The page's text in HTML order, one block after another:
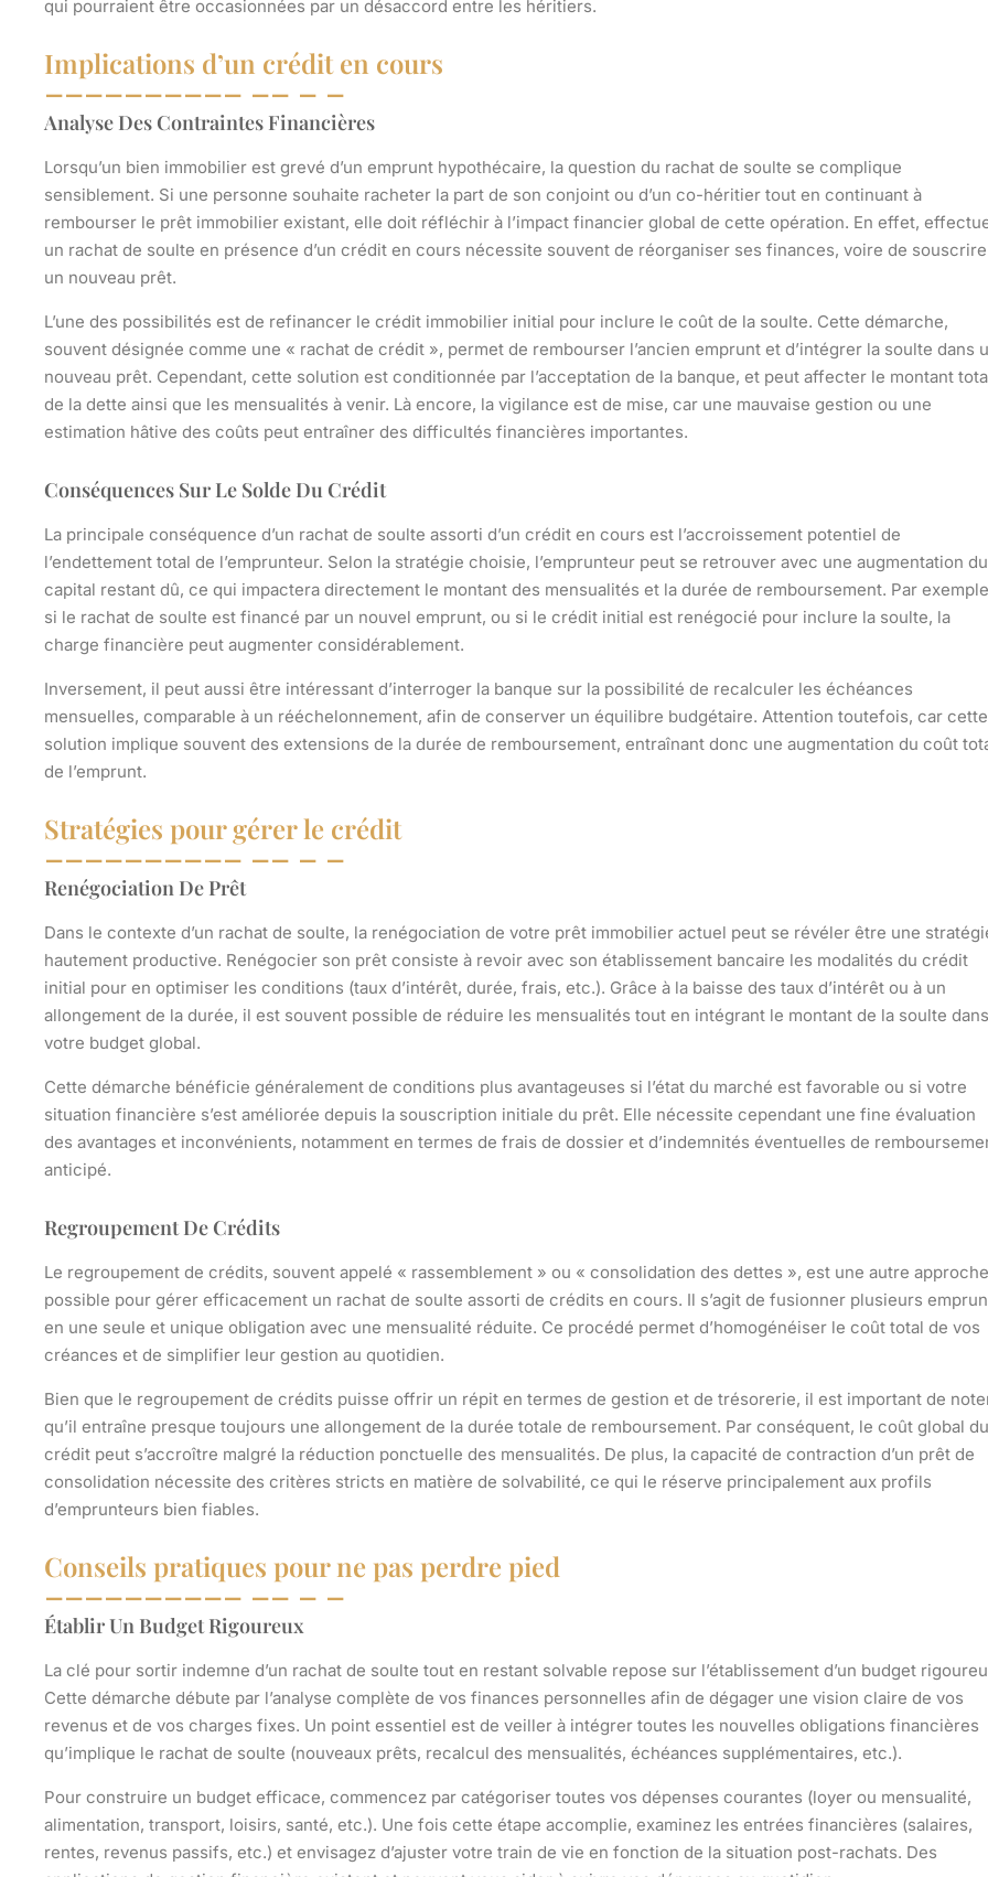
qui pourraient être occasionnées par un désaccord entre les héritiers.
Implications d’un crédit en cours
Analyse Des Contraintes Financières
Lorsqu’un bien immobilier est grevé d’un emprunt hypothécaire, la question du rachat de soulte se complique
sensiblement. Si une personne souhaite racheter la part de son conjoint ou d’un co-héritier tout en continuant à
rembourser le prêt immobilier existant, elle doit réfléchir à l’impact financier global de cette opération. En effet,
un rachat de soulte en présence d’un crédit en cours nécessite souvent de réorganiser ses finances, voire de
un nouveau prêt.
L’une des possibilités est de refinancer le crédit immobilier initial pour inclure le coût de la soulte. Cette démarche,
souvent désignée comme une « rachat de crédit », permet de rembourser l’ancien emprunt et d’intégrer la soulte dans
nouveau prêt. Cependant, cette solution est conditionnée par l’acceptation de la banque, et peut affecter le montant
de la dette ainsi que les mensualités à venir. Là encore, la vigilance est de mise, car une mauvaise gestion ou une
estimation hâtive des coûts peut entraîner des difficultés financières importantes.
Conséquences Sur Le Solde Du Crédit
La principale conséquence d’un rachat de soulte assorti d’un crédit en cours est l’accroissement potentiel de
l’endettement total de l’emprunteur. Selon la stratégie choisie, l’emprunteur peut se retrouver avec une augmentation du
capital restant dû, ce qui impactera directement le montant des mensualités et la durée de remboursement. Par
si le rachat de soulte est financé par un nouvel emprunt, ou si le crédit initial est renégocié pour inclure la soulte, la
charge financière peut augmenter considérablement.
Inversement, il peut aussi être intéressant d’interroger la banque sur la possibilité de recalculer les échéances
mensuelles, comparable à un rééchelonnement, afin de conserver un équilibre budgétaire. Attention toutefois, car cette
solution implique souvent des extensions de la durée de remboursement, entraînant donc une augmentation du coût
de l’emprunt.
Stratégies pour gérer le crédit
Renégociation De Prêt
Dans le contexte d’un rachat de soulte, la renégociation de votre prêt immobilier actuel peut se révéler être une
hautement productive. Renégocier son prêt consiste à revoir avec son établissement bancaire les modalités du crédit
initial pour en optimiser les conditions (taux d’intérêt, durée, frais, etc.). Grâce à la baisse des taux d’intérêt ou à un
allongement de la durée, il est souvent possible de réduire les mensualités tout en intégrant le montant de la soulte dans
votre budget global.
Cette démarche bénéficie généralement de conditions plus avantageuses si l’état du marché est favorable ou si votre
situation financière s’est améliorée depuis la souscription initiale du prêt. Elle nécessite cependant une fine évaluation
des avantages et inconvénients, notamment en termes de frais de dossier et d’indemnités éventuelles de
anticipé.
Regroupement De Crédits
Le regroupement de crédits, souvent appelé « rassemblement » ou « consolidation des dettes », est une autre approche
possible pour gérer efficacement un rachat de soulte assorti de crédits en cours. Il s’agit de fusionner plusieurs
en une seule et unique obligation avec une mensualité réduite. Ce procédé permet d’homogénéiser le coût total de vos
créances et de simplifier leur gestion au quotidien.
Bien que le regroupement de crédits puisse offrir un répit en termes de gestion et de trésorerie, il est important de
qu’il entraîne presque toujours une allongement de la durée totale de remboursement. Par conséquent, le coût global du
crédit peut s’accroître malgré la réduction ponctuelle des mensualités. De plus, la capacité de contraction d’un prêt de
consolidation nécessite des critères stricts en matière de solvabilité, ce qui le réserve principalement aux profils
d’emprunteurs bien fiables.
Conseils pratiques pour ne pas perdre pied
Établir Un Budget Rigoureux
La clé pour sortir indemne d’un rachat de soulte tout en restant solvable repose sur l’établissement d’un budget
Cette démarche débute par l’analyse complète de vos finances personnelles afin de dégager une vision claire de vos
revenus et de vos charges fixes. Un point essentiel est de veiller à intégrer toutes les nouvelles obligations financières
qu’implique le rachat de soulte (nouveaux prêts, recalcul des mensualités, échéances supplémentaires, etc.).
Pour construire un budget efficace, commencez par catégoriser toutes vos dépenses courantes (loyer ou mensualité,
alimentation, transport, loisirs, santé, etc.). Une fois cette étape accomplie, examinez les entrées financières (salaires,
rentes, revenus passifs, etc.) et envisagez d’ajuster votre train de vie en fonction de la situation post-rachats. Des